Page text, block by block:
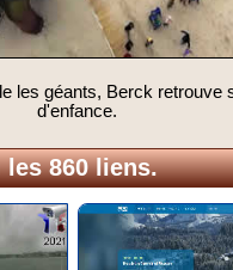
les géants, Berck retrouve
d'enfance.
860 liens.